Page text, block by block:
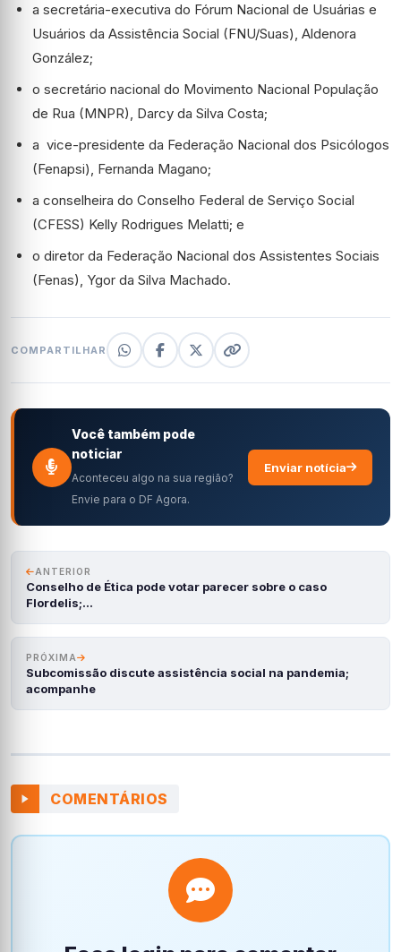
a secretária-executiva do Fórum Nacional de Usuárias e
Usuários da Assistência Social (FNU/Suas), Aldenora
González;
o secretário nacional do Movimento Nacional População
de Rua (MNPR), Darcy da Silva Costa;
a vice-presidente da Federação Nacional dos Psicólogos
(Fenapsi), Fernanda Magano;
a conselheira do Conselho Federal de Serviço Social
(CFESS) Kelly Rodrigues Melatti; e
o diretor da Federação Nacional dos Assistentes Sociais
(Fenas), Ygor da Silva Machado.
COMPARTILHAR
Você também pode
noticiar
Aconteceu algo na sua região?
Envie para o DF Agora.
Enviar notícia
ANTERIOR
Conselho de Ética pode votar parecer sobre o caso
Flordelis;…
PRÓXIMA
Subcomissão discute assistência social na pandemia;
acompanhe
COMENTÁRIOS